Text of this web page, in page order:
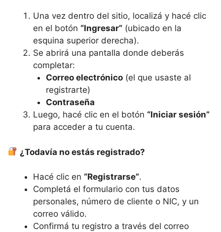
Una vez dentro del sitio, localizá y hacé clic
en el botón “Ingresar” (ubicado en la
esquina superior derecha).
Se abrirá una pantalla donde deberás
completar:
Correo electrónico(el que usaste al
registrarte)
Contraseña
Luego, hacé clic en el botón “Iniciar sesión”
para acceder a tu cuenta.
¿Todavía no estás registrado?
Hacé clic en “Registrarse”.
Completá el formulario con tus datos
personales, número de cliente o NIC, y un
correo válido.
Confirmá tu registro a través del correo